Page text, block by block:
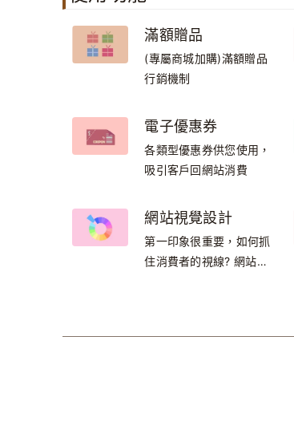
滿額贈品
(專屬商城加購)滿額贈品
行銷機制
電子優惠券
各類型優惠券供您使用，
吸引客戶回網站消費
網站視覺設計
第一印象很重要，如何抓
住消費者的視線? 網站視